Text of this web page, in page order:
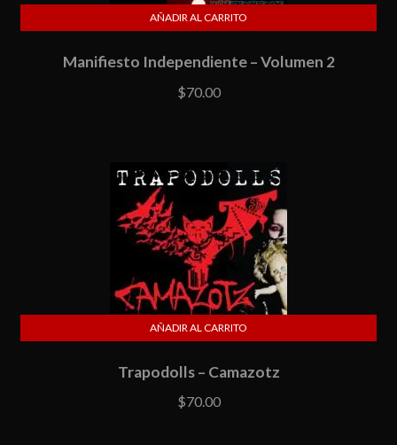
Manifiesto Independiente – Volumen 2
$70.00
AÑADIR AL CARRITO
Trapodolls – Camazotz
$70.00
AÑADIR AL CARRITO